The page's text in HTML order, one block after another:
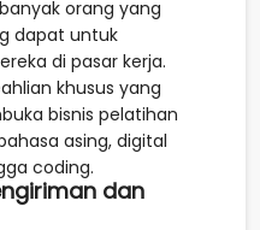
orang yang
dapat untuk
di pasar kerja.
khusus yang
bisnis pelatihan
asing, digital
coding.
dan